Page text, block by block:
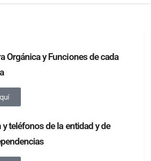
Orgánica y Funciones de cada
y teléfonos de la entidad y de